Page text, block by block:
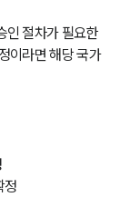
인 절차가 필요한
이라면 해당 국가
정